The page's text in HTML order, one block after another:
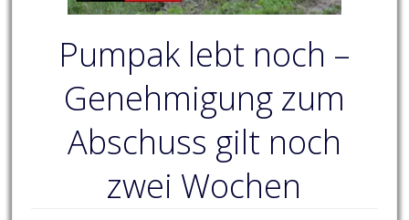
Pumpak lebt noch –
Genehmigung zum
Abschuss gilt noch
zwei Wochen